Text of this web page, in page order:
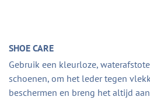
SHOE CARE
Gebruik een kleurloze,
schoenen, om het leder tegen
beschermen en breng het altijd